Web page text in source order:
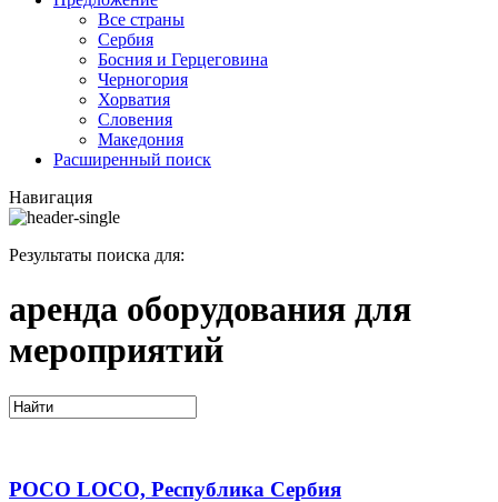
Все страны
Сербия
Босния и Герцеговина
Черногория
Хорватия
Словения
Македония
Расширенный поиск
Навигация
Результаты поиска для:
аренда оборудования для
мероприятий
POCO LOCO, Республика Сербия